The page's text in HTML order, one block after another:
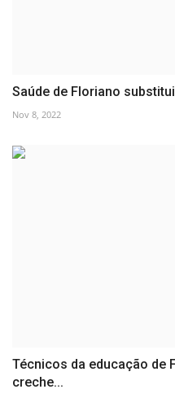
Saúde de Floriano
Nov 8, 2022
Técnicos da educação de
creche...